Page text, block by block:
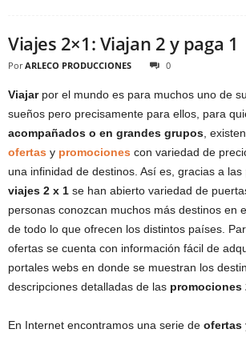
Viajes 2×1: Viajan 2 y paga 1
Por ARLECO PRODUCCIONES 0
Viajarpor el mundo es para muchos uno de
sueños pero precisamente para ellos, para
acompañados o en grandes grupos ,
ofertas y promociones con variedad de
una infinidad de destinos. Así es, gracias a las
viajes 2 x 1 se han abierto variedad de
personas conozcan muchos más destinos en
de todo lo que ofrecen los distintos países.
ofertas se cuenta con información fácil de
portales webs en donde se muestran los
descripciones detalladas de las promociones
En Internet encontramos una serie de ofertas